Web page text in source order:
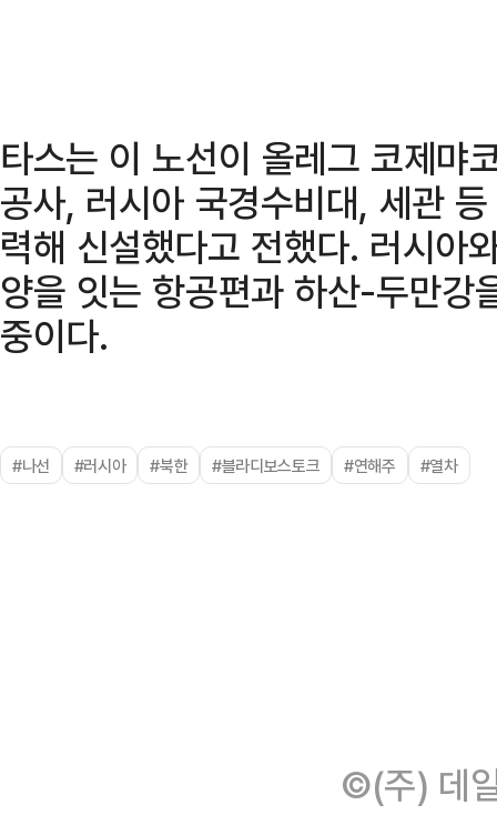
타스는 이 노선이 올레그 코제먀
공사, 러시아 국경수비대, 세관
력해 신설했다고 전했다. 러시아
양을 잇는 항공편과 하산-두만강
중이다.
#나선 #러시아 #북한 #블라디보스토크 #연해주 #열차
©(주) 데